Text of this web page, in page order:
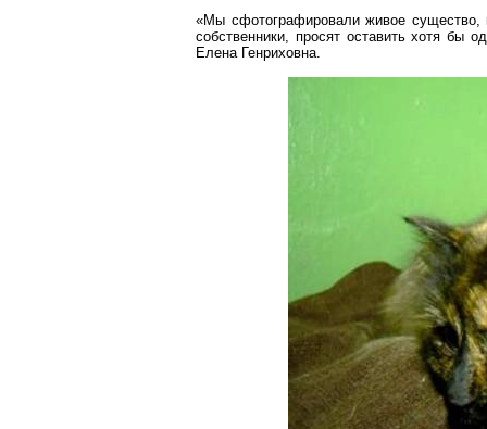
«Мы сфотографировали живое существо,
собственники, просят оставить хотя бы
Елена Генриховна.